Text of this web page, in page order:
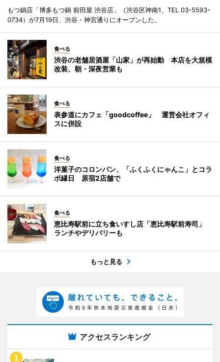
もつ鍋店「博多もつ鍋 前田屋 渋谷店」（渋谷区神南1、TEL 03-5593-
0734）が7月19日、渋谷・神宮通りにオープンした。
食べる
渋谷の老舗居酒屋「山家」が再始動 本店を大規模
改装、朝・深夜営業も
食べる
表参道にカフェ「goodcoffee」 運営会社オフィ
スに併設
食べる
洋菓子のコロンバン、「ふくふくにゃんこ」とコラ
ボ縁日 原宿2店舗で
食べる
恵比寿駅前に立ち食いすし店「恵比寿駅前寿司」
ランチやデリバリーも
もっと見る
アクセスランキング